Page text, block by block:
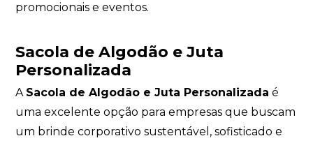
promocionais e eventos.
Sacola de Algodão e Juta
Personalizada
A Sacola de Algodão e Juta Personalizada é
uma excelente opção para empresas que buscam
um brinde corporativo sustentável, sofisticado e